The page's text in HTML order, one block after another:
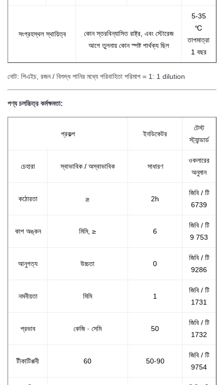
সংগ্রহস্থল স্থায়িত্ব
কোন স্তরবিন্যাসিত রাষ্ট্র, এবং স্টোরেজ
আগে তুলনায় কোন স্পষ্ট পার্থক্য ছিল
5-35
℃
তাপমাত্রা
1 বছর
নোট: পিএইচ, রজন / বিশুদ্ধ পানির মধ্যে পরিবাহিতা পরিমাপ = 1: 1 dilution
পণ্য চলচ্চিত্র কর্মক্ষমতা:
প্রকল্প ইনডিকেটর
টেস্ট
স্ট্যান্ডার্ড
চেহারা স্বাভাবিক / অস্বাভাবিক সাধারণ
ওকলারের
অনুমান
কঠোরতা ≥ 2h
জিবি / টি
6739
কাপ অঙ্কন মিমি, ≥ 6
জিবি / টি
9 753
আনুগত্য উচ্চতা 0
জিবি / টি
9286
নমনীয়তা মিমি 1
জিবি / টি
1731
প্রভাব কেজি · সেমি 50
জিবি / টি
1732
টীকাটিপ্পনী 60 50-90
জিবি / টি
9754